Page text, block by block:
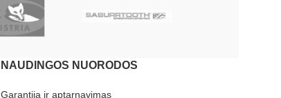
NAUDINGOS NUORODOS
Garantija ir aptarnavimas